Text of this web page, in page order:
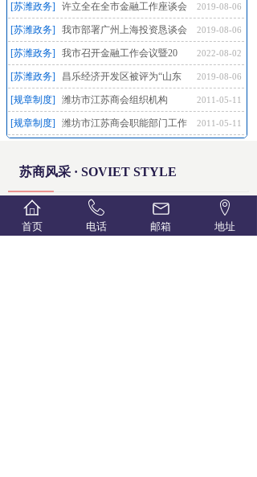
[苏潍政务] 许立全在全市金融工作座谈会 2019-08-06
[苏潍政务] 我市部署广州上海投资恳谈会 2019-08-06
[苏潍政务] 我市召开金融工作会议暨20 2022-08-02
[苏潍政务] 昌乐经济开发区被评为“山东 2019-08-06
[规章制度] 潍坊市江苏商会组织机构 2011-05-11
[规章制度] 潍坊市江苏商会职能部门工作 2011-05-11
苏商风采 · SOVIET STYLE
首页 电话 邮箱 地址